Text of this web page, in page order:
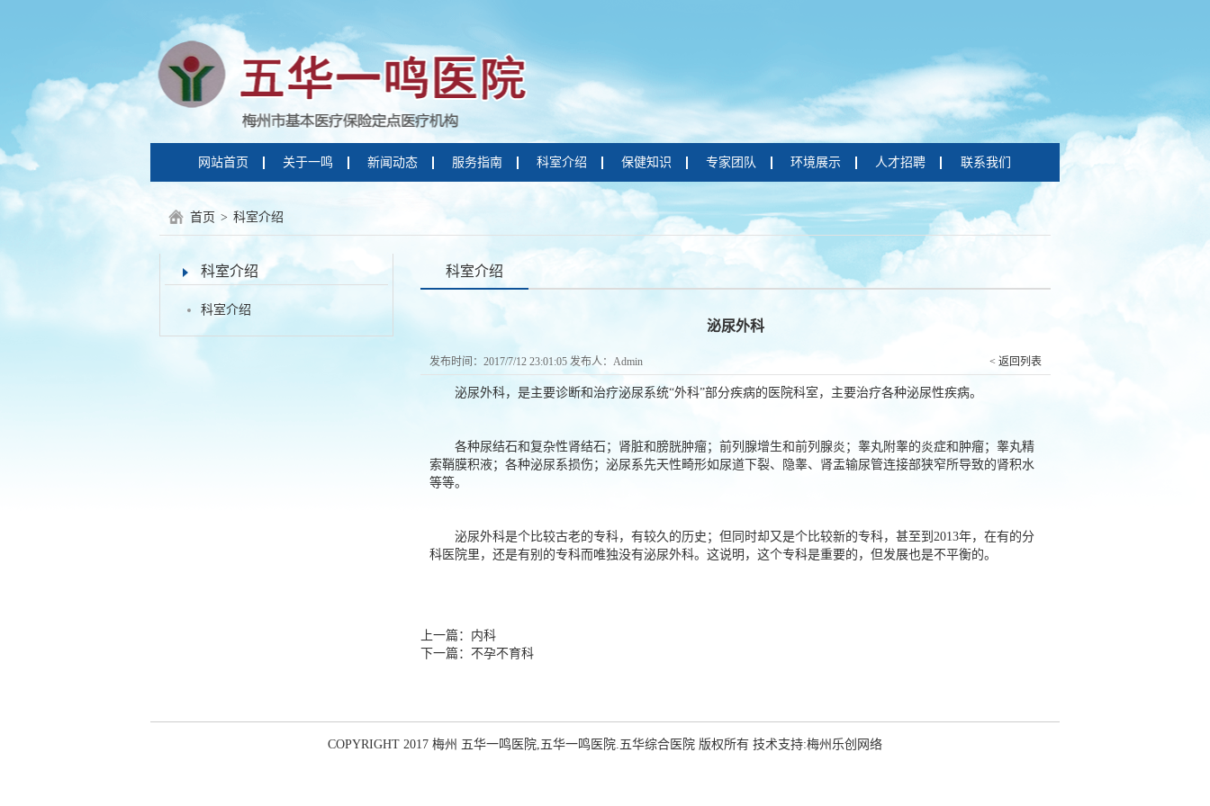
网站首页 关于一鸣 新闻动态 服务指南 科室介绍 保健知识 专家团队 环境展示 人才招聘 联系我们
首页 > 科室介绍
科室介绍
科室介绍
科室介绍
泌尿外科
发布时间：2017/7/12 23:01:05 发布人：Admin < 返回列表
泌尿外科，是主要诊断和治疗泌尿系统“外科”部分疾病的医院科室，主要治疗各种泌尿性疾病。
各种尿结石和复杂性肾结石；肾脏和膀胱肿瘤；前列腺增生和前列腺炎；睾丸附睾的炎症和肿瘤；睾丸精
索鞘膜积液；各种泌尿系损伤；泌尿系先天性畸形如尿道下裂、隐睾、肾盂输尿管连接部狭窄所导致的肾积水
等等。
泌尿外科是个比较古老的专科，有较久的历史；但同时却又是个比较新的专科，甚至到2013年，在有的分
科医院里，还是有别的专科而唯独没有泌尿外科。这说明，这个专科是重要的，但发展也是不平衡的。
上一篇： 内科
下一篇： 不孕不育科
COPYRIGHT 2017 梅州 五华一鸣医院,五华一鸣医院.五华综合医院 版权所有 技术支持:梅州乐创网络